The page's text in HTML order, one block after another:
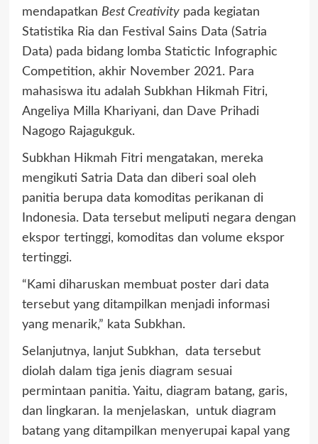
mendapatkan Best Creativitypada kegiatan
Statistika Ria dan Festival Sains Data (Satria
Data) pada bidang lomba Statictic Infographic
Competition, akhir November 2021. Para
mahasiswa itu adalah Subkhan Hikmah Fitri,
Angeliya Milla Khariyani, dan Dave Prihadi
Nagogo Rajagukguk.
Subkhan Hikmah Fitri mengatakan, mereka
mengikuti Satria Data dan diberi soal oleh
panitia berupa data komoditas perikanan di
Indonesia. Data tersebut meliputi negara dengan
ekspor tertinggi, komoditas dan volume ekspor
tertinggi.
“Kami diharuskan membuat poster dari data
tersebut yang ditampilkan menjadi informasi
yang menarik,” kata Subkhan.
Selanjutnya, lanjut Subkhan, data tersebut
diolah dalam tiga jenis diagram sesuai
permintaan panitia. Yaitu, diagram batang, garis,
dan lingkaran. Ia menjelaskan, untuk diagram
batang yang ditampilkan menyerupai kapal yang